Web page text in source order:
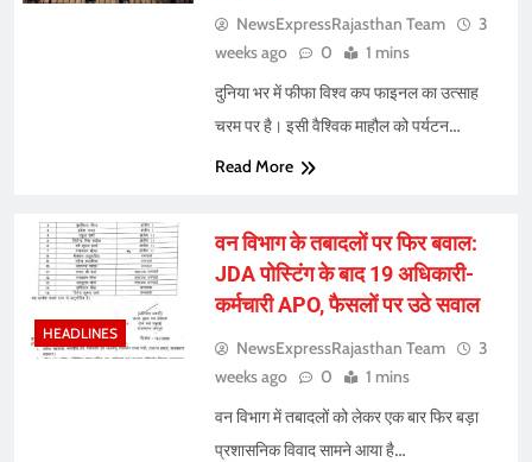
NewsExpressRajasthan Team
3
weeks ago
0 1 mins
दुनिया भर में फीफा विश्व कप फाइनल का उत्साह
चरम पर है। इसी वैश्विक माहौल को पर्यटन…
Read More
HEADLINES
वन विभाग के तबादलों पर फिर बवाल:
JDA पोस्टिंग के बाद 19 अधिकारी-
कर्मचारी APO, फैसलों पर उठे सवाल
NewsExpressRajasthan Team
3
weeks ago
0 1 mins
वन विभाग में तबादलों को लेकर एक बार फिर बड़ा
प्रशासनिक विवाद सामने आया है…